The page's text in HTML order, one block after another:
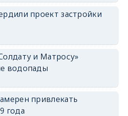
проект застройки
и Матросу»
водопады
привлекать
года